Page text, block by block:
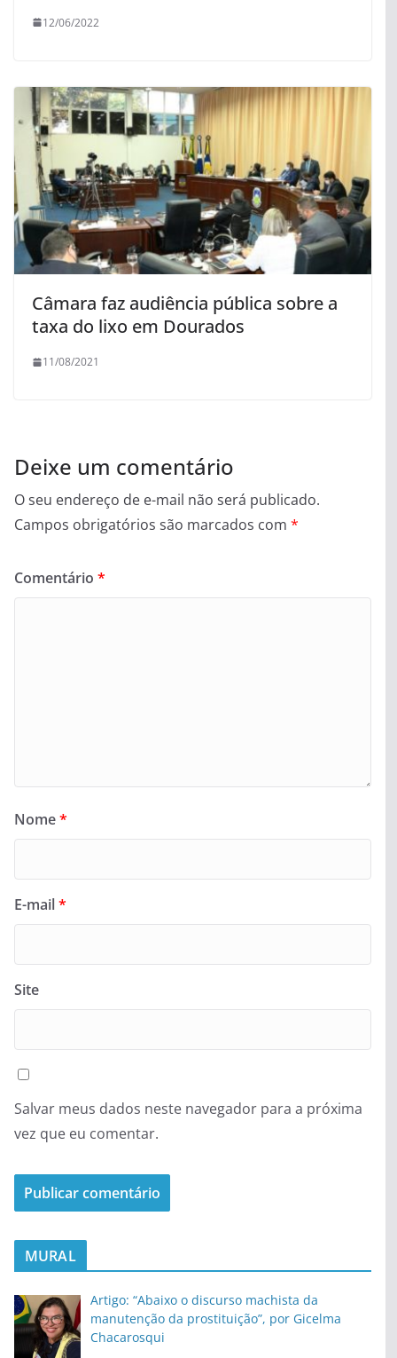
12/06/2022
Câmara faz audiência pública sobre a
taxa do lixo em Dourados
11/08/2021
Deixe um comentário
O seu endereço de e-mail não será publicado.
Campos obrigatórios são marcados com *
Comentário *
Nome*
E-mail*
Site
Salvar meus dados neste navegador para a próxima
vez que eu comentar.
MURAL
Artigo: “Abaixo o discurso machista da
manutenção da prostituição”, por Gicelma
Chacarosqui